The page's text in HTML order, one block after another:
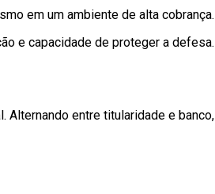
em um ambiente de alta cobrança.
e capacidade de proteger a defesa.
Alternando entre titularidade e banco,